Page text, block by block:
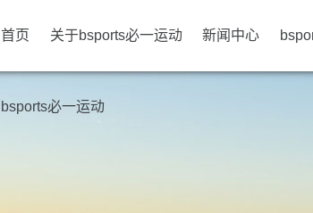
首页 关于bsports必一运动 新闻中心
bsports必一运动